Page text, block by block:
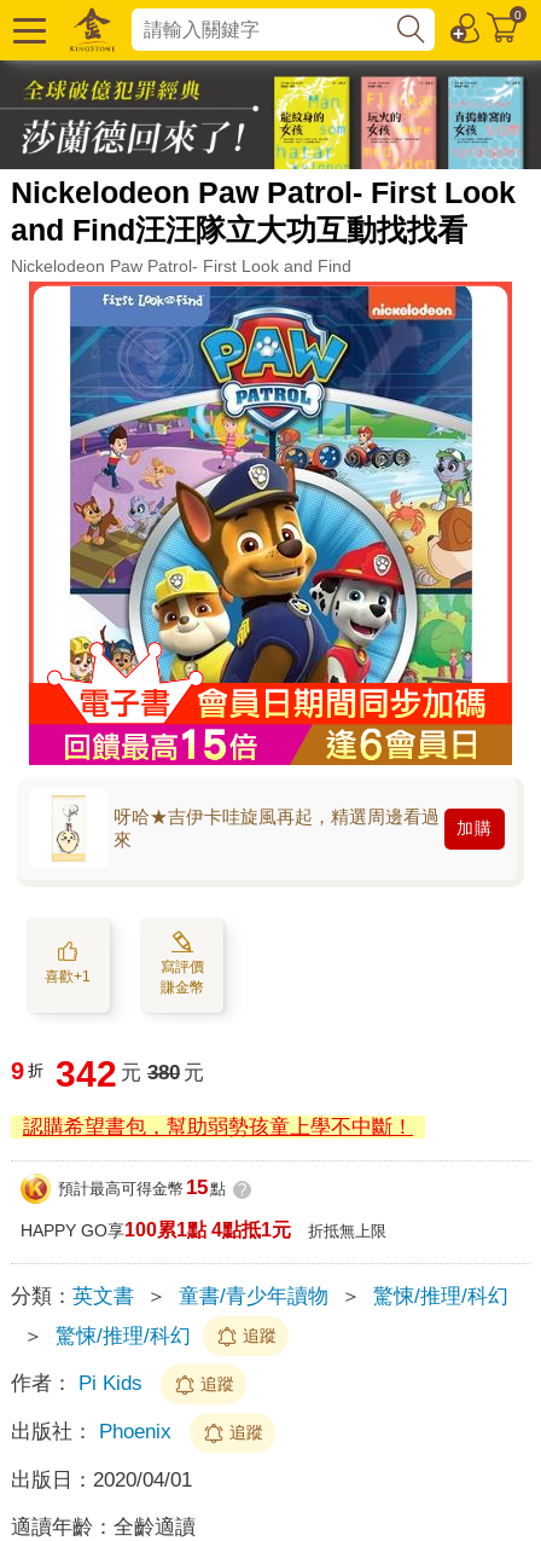
0
Nickelodeon Paw Patrol- First Look
and Find汪汪隊立大功互動找找看
Nickelodeon Paw Patrol- First Look and Find
呀哈★吉伊卡哇旋風再起，精選周邊看過
來
加購
喜歡+1
寫評價
賺金幣
9 折 342 元 380 元
認購希望書包，幫助弱勢孩童上學不中斷！
預計最高可得金幣 15點 ?
HAPPY GO享100累1點 4點抵1元 折抵無上限
分類： 英文書 ＞ 童書/青少年讀物 ＞
驚悚/推理/科幻
＞
驚悚/推理/科幻 追蹤
作者： Pi Kids 追蹤
出版社： Phoenix 追蹤
出版日： 2020/04/01
適讀年齡： 全齡適讀